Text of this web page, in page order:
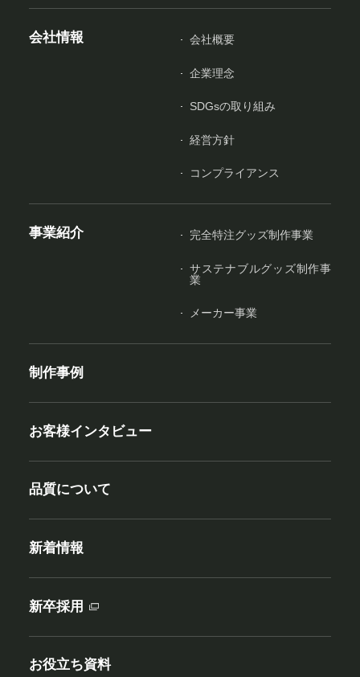
会社情報 会社概要
企業理念
SDGsの取り組み
経営方針
コンプライアンス
事業紹介 完全特注グッズ制作事業
サステナブルグッズ制作事
業
メーカー事業
制作事例
お客様インタビュー
品質について
新着情報
新卒採用
お役立ち資料